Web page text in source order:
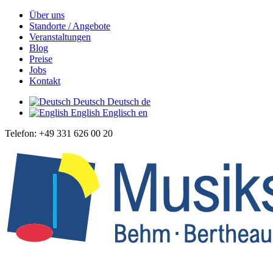
Über uns
Standorte / Angebote
Veranstaltungen
Blog
Preise
Jobs
Kontakt
Deutsch Deutsch de
English Englisch en
Telefon: +49 331 626 00 20